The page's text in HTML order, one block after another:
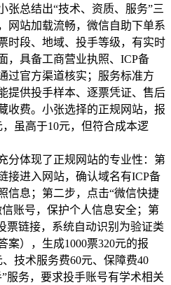
张总结出“技术、资质、服务”三
网站加载流畅，微信自助下单系
时段、地域、投手等级，有实时
，具备工商营业执照、ICP备
过官方渠道核实；服务标准方
提供投手样本、逐票凭证、售后
收费。小张选择的正规网站，报
，虽高于10元，但符合成本逻
分体现了正规网站的专业性：第
接进入网站，确认域名有ICP备
信息；第二步，点击“微信快捷
账号，保护个人信息安全；第
票链接，系统自动识别为验证类
案），生成1000票320元的报
技术服务费60元、保障费40
服务，要求投手账号有学术相关